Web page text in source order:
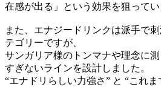
在感が出る」という効果を狙ってい
また、エナジードリンクは派手で
テゴリーですが、
サンガリア様のトンマナや理念に
すぎないラインを設計しました。
“エナドリらしい力強さ” と “これ